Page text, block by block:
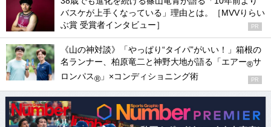
バスケが上手くなっている」理由とは。［MVVりらい
ぶ賞 受賞者インタビュー］
PR
《山の神対談》「やっぱり“タイパ”がいい！」箱根の
名ランナー、柏原竜二と神野大地が語る「エアー®サ
ロンパス® 」×コンディショニング術 PR